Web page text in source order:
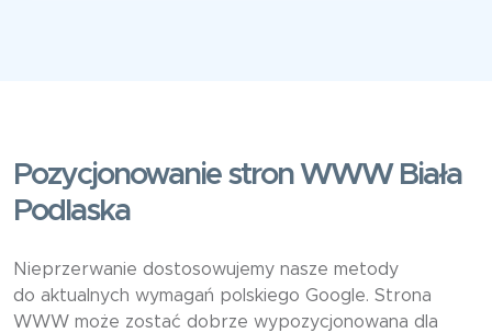
Pozycjonowanie stron WWW Biała
Podlaska
Nieprzerwanie dostosowujemy nasze metody
do aktualnych wymagań polskiego Google. Strona
WWW może zostać dobrze wypozycjonowana dla